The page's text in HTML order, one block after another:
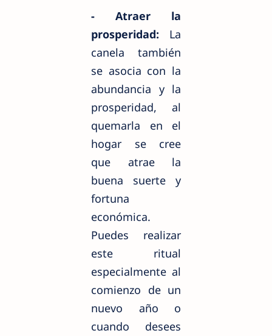
- Atraer la
prosperidad: La
canela también
se asocia con la
abundancia y la
prosperidad, al
quemarla en el
hogar se cree
que atrae la
buena suerte y
fortuna
económica.
Puedes realizar
este ritual
especialmente al
comienzo de un
nuevo año o
cuando desees